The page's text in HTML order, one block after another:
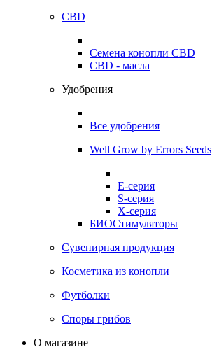
CBD
Семена конопли CBD
CBD - масла
Удобрения
Все удобрения
Well Grow by Errors Seeds
E-серия
S-серия
X-серия
БИОСтимуляторы
Сувенирная продукция
Косметика из конопли
Футболки
Споры грибов
О магазине